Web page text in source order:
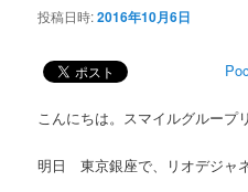
投稿日時:2016年10月6日
こんにちは。スマイルグループ
明日 東京銀座で、リオデジャ